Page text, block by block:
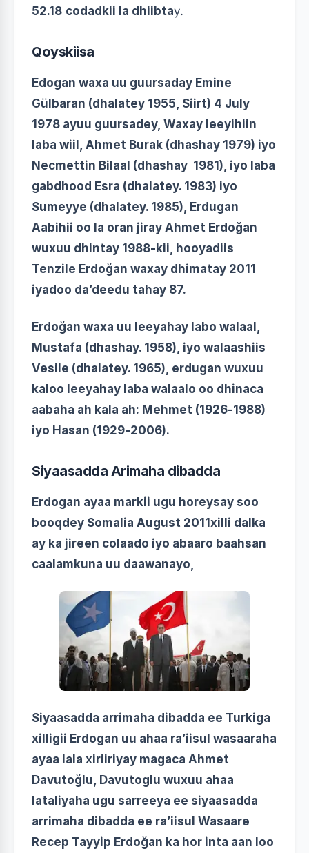
52.18 codadkii la dhiibtay.
Qoyskiisa
Edogan waxa uu guursaday Emine
Gülbaran (dhalatey 1955, Siirt) 4 July
1978 ayuu guursadey, Waxay leeyihiin
laba wiil, Ahmet Burak (dhashay 1979) iyo
Necmettin Bilaal (dhashay 1981), iyo laba
gabdhood Esra (dhalatey. 1983) iyo
Sumeyye (dhalatey. 1985), Erdugan
Aabihii oo la oran jiray Ahmet Erdoğan
wuxuu dhintay 1988-kii, hooyadiis
Tenzile Erdoğan waxay dhimatay 2011
iyadoo da’deedu tahay 87.
Erdoğan waxa uu leeyahay labo walaal,
Mustafa (dhashay. 1958), iyo walaashiis
Vesile (dhalatey. 1965), erdugan wuxuu
kaloo leeyahay laba walaalo oo dhinaca
aabaha ah kala ah: Mehmet (1926-1988)
iyo Hasan (1929-2006).
Siyaasadda Arimaha dibadda
Erdogan ayaa markii ugu horeysay soo
booqdey Somalia August 2011xilli dalka
ay ka jireen colaado iyo abaaro baahsan
caalamkuna uu daawanayo,
Siyaasadda arrimaha dibadda ee Turkiga
xilligii Erdogan uu ahaa ra’iisul wasaaraha
ayaa lala xiriiriyay magaca Ahmet
Davutoğlu, Davutoglu wuxuu ahaa
lataliyaha ugu sarreeya ee siyaasadda
arrimaha dibadda ee ra’iisul Wasaare
Recep Tayyip Erdoğan ka hor inta aan loo